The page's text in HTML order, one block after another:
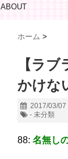
ABOUT
ホーム >
【ラ
かけな
2017/03/07
- 未分類
88: 名無し